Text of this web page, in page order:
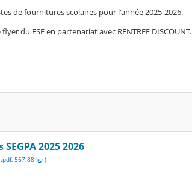
de fournitures scolaires pour l'année 2025-2026.
du FSE en partenariat avec RENTREE DISCOUNT.
2025 2026
pdf, 567.88 ko)